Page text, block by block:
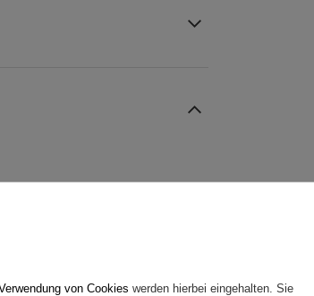
von Cookies werden hierbei eingehalten. Sie